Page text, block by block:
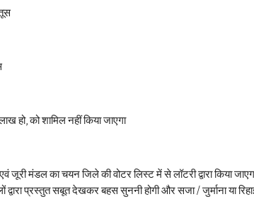
हो, को शामिल नहीं किया जाएगा
जूरी मंडल का चयन जिले की वोटर लिस्ट में से लॉटरी द्वारा किया
प्रस्तुत सबूत देखकर बहस सुननी होगी और सजा / जुर्माना या